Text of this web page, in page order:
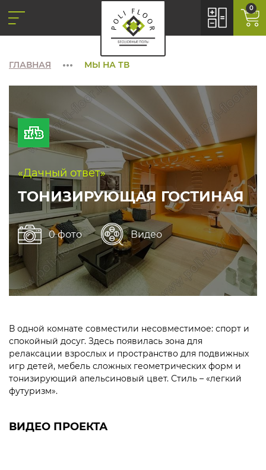
0
ГЛАВНАЯ МЫ НА ТВ
«Дачный ответ»
ТОНИЗИРУЮЩАЯ ГОСТИНАЯ
0 фото Видео
В одной комнате совместили несовместимое: спорт и
спокойный досуг. Здесь появилась зона для
релаксации взрослых и пространство для подвижных
игр детей, мебель сложных геометрических форм и
тонизирующий апельсиновый цвет. Стиль – «легкий
футуризм».
ВИДЕО ПРОЕКТА